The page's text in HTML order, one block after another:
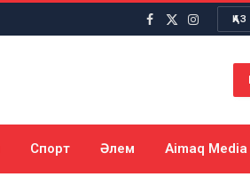
Facebook
X
Instagram
ҚАЗ
Спорт Әлем Aimaq Media